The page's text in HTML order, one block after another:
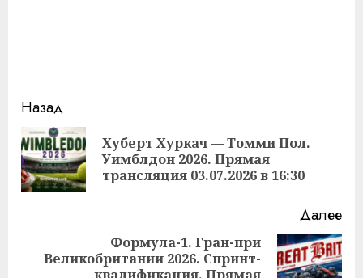
Продолжить
чтение
Назад
Хуберт Хуркач — Томми Пол.
Уимблдон 2026. Прямая
трансляция 03.07.2026 в 16:30
Далее
Следующая
Формула-1. Гран-при
Великобритании 2026. Спринт-